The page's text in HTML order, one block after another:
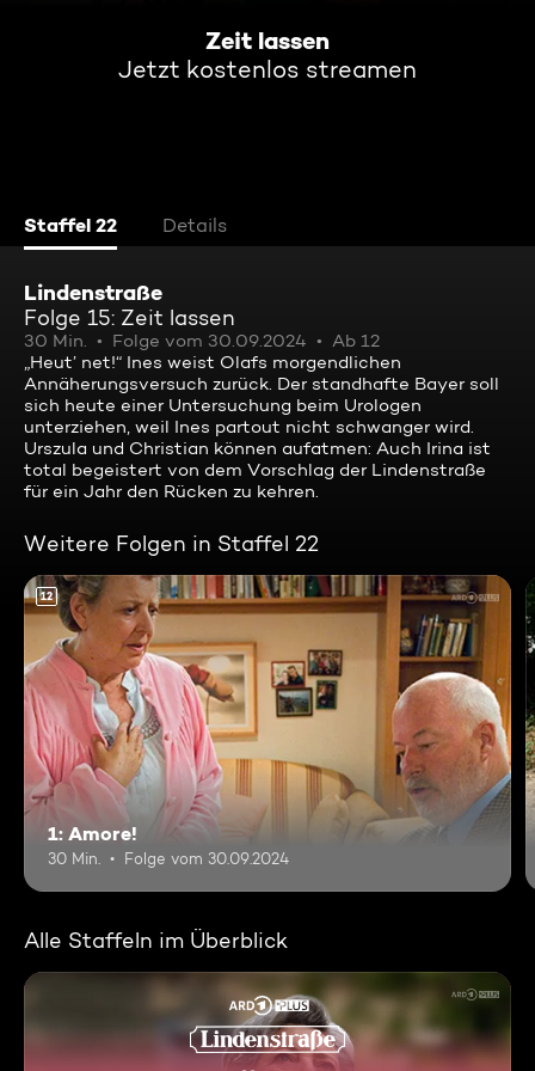
Zeit lassen
Jetzt kostenlos streamen
Staffel 22 Details
Lindenstraße
Folge 15: Zeit lassen
30 Min. Folge vom 30.09.2024
Ab 12
„Heut’ net!“ Ines weist Olafs morgendlichen
Annäherungsversuch zurück. Der standhafte Bayer soll
sich heute einer Untersuchung beim Urologen
unterziehen, weil Ines partout nicht schwanger wird.
Urszula und Christian können aufatmen: Auch Irina ist
total begeistert von dem Vorschlag der Lindenstraße
für ein Jahr den Rücken zu kehren.
Weitere Folgen in Staffel 22
12
1: Amore!
30 Min. Folge vom 30.09.2024
Alle Staffeln im Überblick